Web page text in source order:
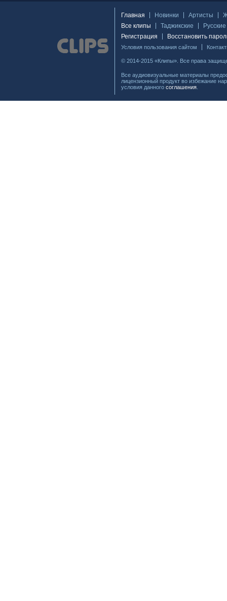
Главная Новинки Артисты
Все клипы
Таджикские
Русские
Регистрация
Восстановить
Условия пользования сайтом
© 2014-2015 «Клипы». Все права
Все аудиовизуальные материалы
лицензионный продукт во избежание
условия данного соглашения